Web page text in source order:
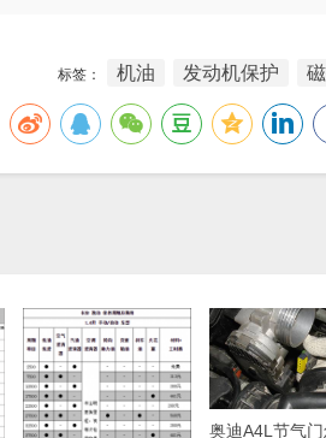
标签： 机油 发动机保护